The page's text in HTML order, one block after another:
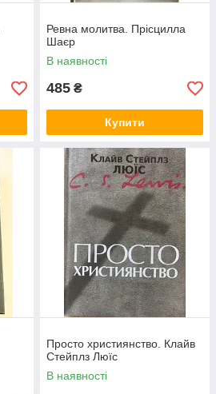
Ревна молитва. Прісцилла
Шаєр
В наявності
485 ₴
Купити
Просто християнство. Клайв
Стейплз Люїс
В наявності